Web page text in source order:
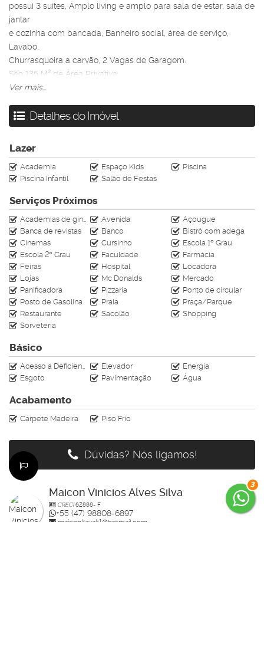
3
possui 3 suítes, Amplo living e amplo para sala de estar, sala de
jantar
e cozinha com bancada, Banheiro social, área de serviço,
Lavabo,
Churrasqueira a carvão, 2 Vagas de Garagem.
São 135 M² de Área Privativa.
Possui completa área de lazer com Piscina adulto e infantil
Espaço Gourmet, Academia, Cinema, Sauna, Playground
Infraestrutura com 2 Elevadores, Portaria, Medidor de gás
individual
Áreas comuns decoradas
Empreendimento com área de lazer completa, localizado em
região central,
tranquila mas com fácil acesso as principais vias,
Bairro centro de Balneário Camboriú.
Lindo apartamento com 3 suítes aguardando sua visita
agende agora mesmo:
(47) 3056-2269
(47) 3367-8360
(47) 99630-7000
CRECI J 4728
Ver mais...
Detalhes do Imóvel
Lazer
Academia Espaço Kids
Piscina
Piscina Infantil
Salão de Festas
Serviços Próximos
Academias de ginástica Avenida
Açougue
Banca de revistas
Banco
Bistrô com adega
Cinemas
Cursinho
Escola 1º Grau
Escola 2º Grau
Faculdade
Farmácia
Feiras
Hospital
Locadora
Lojas
Mc Donalds
Mercado
Panificadora
Pizzaria
Ponto de circular
Posto de Gasolina
Praia
Praça/Parque
Restaurante
Sacolão
Shopping
Sorveteria
Básico
Acesso a Deficientes Elevador
Energia
Esgoto
Pavimentação Água
Acabamento
Carpete Madeira Piso Frio
Dúvidas? Nós ligamos!
Maicon Vinicios Alves Silva
CRECI62888- F
+55 (47) 98808-6897
maiconkayak1@hotmail.com